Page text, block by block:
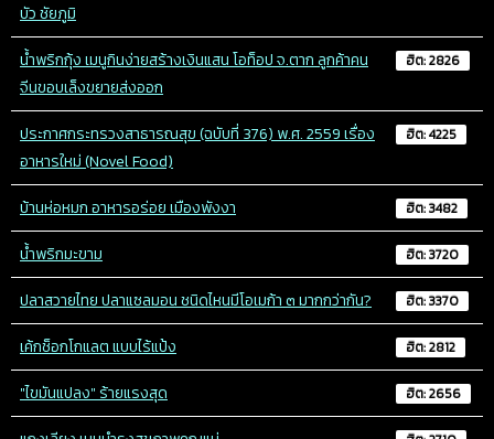
บัว ชัยภูมิ
น้ำพริกกุ้ง เมนูกินง่ายสร้างเงินแสน โอท็อป จ.ตาก ลูกค้าคน
จีนขอบเล็งขยายส่งออก
ฮิต: 2826
ประกาศกระทรวงสาธารณสุข (ฉบับที่ 376) พ.ศ. 2559 เรื่อง
อาหารใหม่ (Novel Food)
ฮิต: 4225
บ้านห่อหมก อาหารอร่อย เมืองพังงา ฮิต: 3482
น้ำพริกมะขาม ฮิต: 3720
ปลาสวายไทย ปลาแซลมอน ชนิดไหนมีโอเมก้า ๓ มากกว่ากัน? ฮิต: 3370
เค้กช็อกโกแลต แบบไร้แป้ง ฮิต: 2812
"ไขมันแปลง" ร้ายแรงสุด ฮิต: 2656